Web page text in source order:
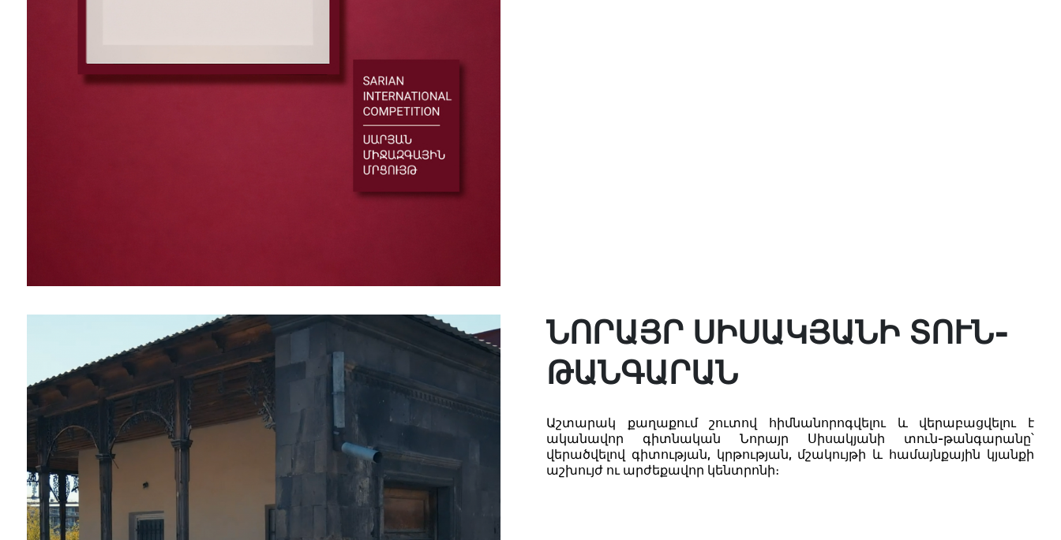
ՆՈՐԱՅՐ ՍԻՍԱԿՅԱՆԻ ՏՈՒՆ-
ԹԱՆԳԱՐԱՆ
Աշտարակ քաղաքում շուտով հիմնանորոգվելու և վերաբացվելու է
ականավոր գիտնական Նորայր Սիսակյանի տուն-թանգարանը՝
վերածվելով գիտության, կրթության, մշակույթի և համայնքային կյանքի
աշխույժ ու արժեքավոր կենտրոնի։